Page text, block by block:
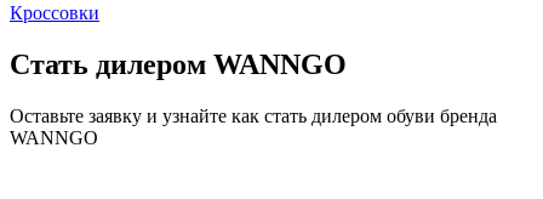
Кроссовки
Стать дилером WANNGO
Оставьте заявку и узнайте как стать дилером обуви бренда
WANNGO